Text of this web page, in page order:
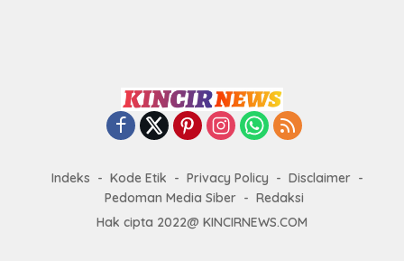
Indeks Kode Etik Privacy Policy
Disclaimer
Pedoman Media Siber
Redaksi
Hak cipta 2022@ KINCIRNEWS.COM